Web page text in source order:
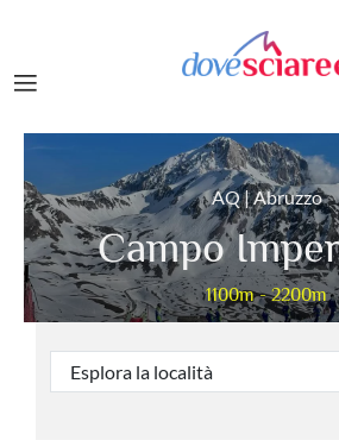
AQ | Abruzzo
Campo
1100m - 2200m